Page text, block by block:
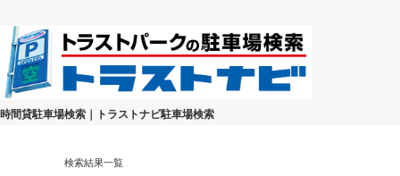
時間貸駐車場検索｜トラストナビ駐車場検索
検索結果一覧